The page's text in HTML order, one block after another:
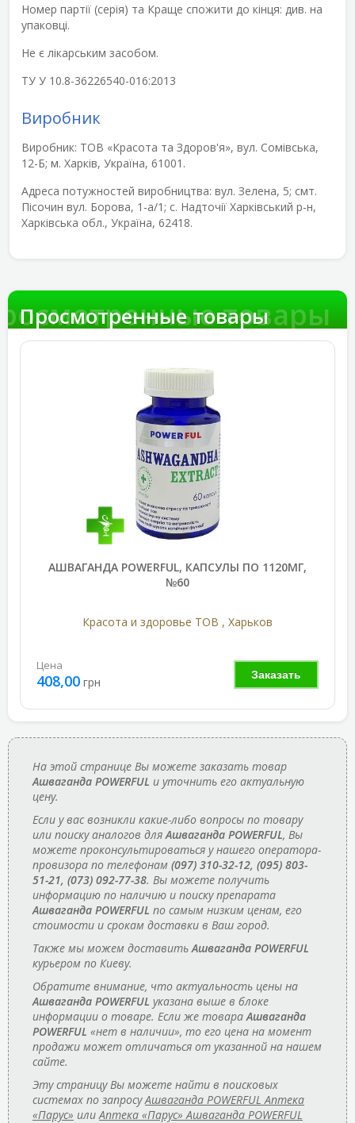
Номер партії (серія) та Краще спожити до кінця: див. на
упаковці.
Не є лікарським засобом.
ТУ У 10.8-36226540-016:2013
Виробник
Виробник: ТОВ «Красота та Здоров'я», вул. Сомівська,
12-Б; м. Харків, Україна, 61001.
Адреса потужностей виробництва: вул. Зелена, 5; смт.
Пісочин вул. Борова, 1-а/1; с. Надточії Харківський р-н,
Харківська обл., Україна, 62418.
товары
Просмотренные товары
АШВАГАНДА POWERFUL, КАПСУЛЫ ПО 1120МГ,
№60
Красота и здоровье ТОВ , Харьков
Заказать
Цена
408,00 грн
На этой странице Вы можете заказать товар
Ашваганда POWERFUL и уточнить его актуальную
цену.
Если у вас возникли какие-либо вопросы по товару
или поиску аналогов дляАшваганда POWERFUL, Вы
можете проконсультироваться у нашего оператора-
провизора по телефонам (097) 310-32-12, (095) 803-
51-21, (073) 092-77-38. Вы можете получить
информацию по наличию и поиску препарата
Ашваганда POWERFUL по самым низким ценам, его
стоимости и срокам доставки в Ваш город.
Также мы можем доставитьАшваганда POWERFUL
курьером по Киеву.
Обратите внимание, что актуальность цены на
Ашваганда POWERFUL указана выше в блоке
информации о товаре. Если же товараАшваганда
POWERFUL «нет в наличии», то его цена на момент
продажи может отличаться от указанной на нашем
сайте.
Эту страницу Вы можете найти в поисковых
системах по запросуАшваганда POWERFUL Аптека
«Парус» илиАптека «Парус» Ашваганда POWERFUL